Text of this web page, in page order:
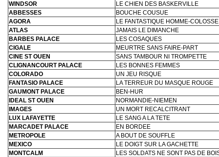
WINDSOR
LE CHIEN DES BASKERVILLE
ABBESSES
BOUCHE COUSUE
AGORA
LE FANTASTIQUE HOMME-COLOSSE
ATLAS
JAMAIS LE DIMANCHE
BARBES PALACE
LES COSAQUES
CIGALE
MEURTRE SANS FAIRE-PART
CINE ST OUEN
SANS TAMBOUR NI TROMPETTE
CLIGNANCOURT PALACE
LES BONNES FEMMES
COLORADO
UN JEU RISQUE
FANTASIO PALACE
LA TERREUR DU MASQUE ROUGE
GAUMONT PALACE
BEN-HUR
IDEAL ST OUEN
NORMANDIE-NIEMEN
IMAGES
UN MORT RECALCITRANT
LUX LAFAYETTE
LE SANG A LA TETE
MARCADET PALACE
EN BORDEE
METROPOLE
A BOUT DE SOUFFLE
MEXICO
LE DOIGT SUR LA GACHETTE
MONTCALM
LES SOLDATS NE SONT PAS DE